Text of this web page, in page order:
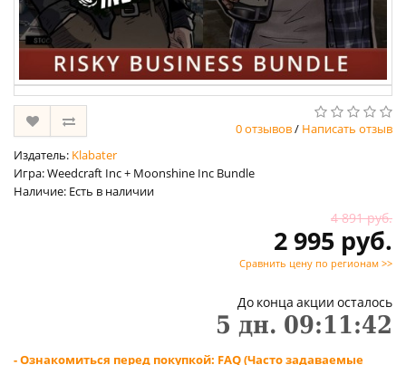
0 отзывов/ Написать отзыв
Издатель: Klabater
Игра: Weedcraft Inc + Moonshine Inc Bundle
Наличие: Есть в наличии
4 891 руб.
2 995 руб.
Сравнить цену по регионам >>
До конца акции осталось
5 дн. 09:11:41
- Ознакомиться перед покупкой: FAQ (Часто задаваемые